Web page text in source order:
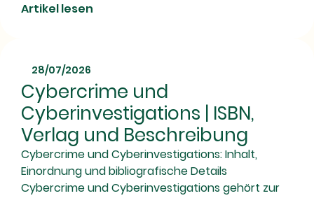
Artikel lesen
28/07/2026
Cybercrime und
Cyberinvestigations | ISBN,
Verlag und Beschreibung
Cybercrime und Cyberinvestigations: Inhalt,
Einordnung und bibliografische Details
Cybercrime und Cyberinvestigations gehört zur